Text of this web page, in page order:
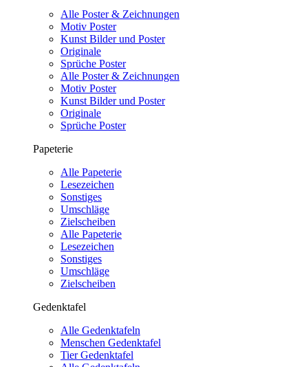
Alle Poster & Zeichnungen
Motiv Poster
Kunst Bilder und Poster
Originale
Sprüche Poster
Alle Poster & Zeichnungen
Motiv Poster
Kunst Bilder und Poster
Originale
Sprüche Poster
Papeterie
Alle Papeterie
Lesezeichen
Sonstiges
Umschläge
Zielscheiben
Alle Papeterie
Lesezeichen
Sonstiges
Umschläge
Zielscheiben
Gedenktafel
Alle Gedenktafeln
Menschen Gedenktafel
Tier Gedenktafel